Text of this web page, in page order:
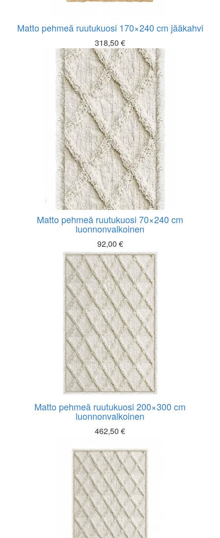
Matto pehmeä ruutukuosi 170×240 cm jääkahvi
318,50 €
Matto pehmeä ruutukuosi 70×240 cm
luonnonvalkoinen
92,00 €
Matto pehmeä ruutukuosi 200×300 cm
luonnonvalkoinen
462,50 €